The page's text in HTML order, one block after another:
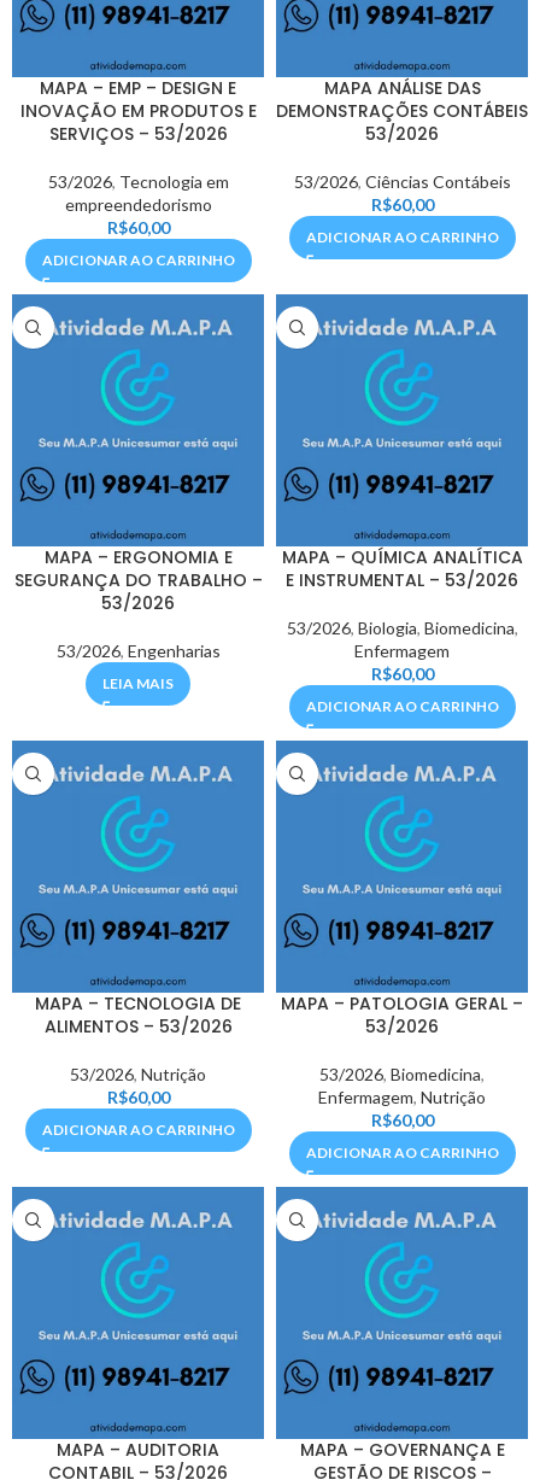
MAPA – EMP – DESIGN E
INOVAÇÃO EM PRODUTOS E
SERVIÇOS – 53/2026
53/2026, Tecnologia em
empreendedorismo
R$60,00
ADICIONAR AO CARRINHO
MAPA ANÁLISE DAS
DEMONSTRAÇÕES CONTÁBEIS
53/2026
53/2026, Ciências Contábeis
R$60,00
ADICIONAR AO CARRINHO
MAPA – ERGONOMIA E
SEGURANÇA DO TRABALHO –
53/2026
53/2026, Engenharias
LEIA MAIS
MAPA – QUÍMICA ANALÍTICA
E INSTRUMENTAL – 53/2026
53/2026, Biologia, Biomedicina,
Enfermagem
R$60,00
ADICIONAR AO CARRINHO
MAPA – TECNOLOGIA DE
ALIMENTOS – 53/2026
53/2026, Nutrição
R$60,00
ADICIONAR AO CARRINHO
MAPA – PATOLOGIA GERAL –
53/2026
53/2026, Biomedicina,
Enfermagem, Nutrição
R$60,00
ADICIONAR AO CARRINHO
MAPA – AUDITORIA
CONTABIL – 53/2026
MAPA – GOVERNANÇA E
GESTÃO DE RISCOS –